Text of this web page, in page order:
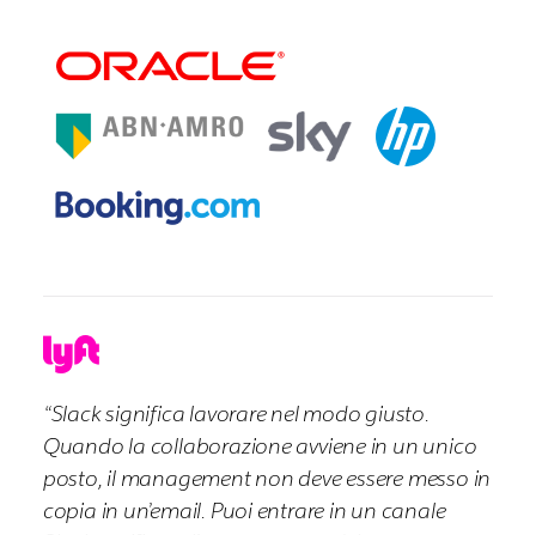
“Slack significa lavorare nel modo giusto.
Quando la collaborazione avviene in un unico
posto, il management non deve essere messo in
copia in un’email. Puoi entrare in un canale